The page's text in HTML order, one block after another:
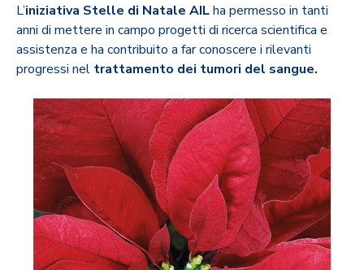
L’iniziativa Stelle di Natale AILha permesso in tanti
anni di mettere in campo progetti di ricerca scientifica e
assistenza e ha contribuito a far conoscere i rilevanti
progressi nel trattamento dei tumori del sangue.